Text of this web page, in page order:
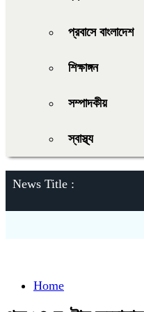
প্রবাসে বাংলাদেশ
শিক্ষাঙ্গন
সম্পাদকীয়
স্বাস্থ্য
News Title :
Home